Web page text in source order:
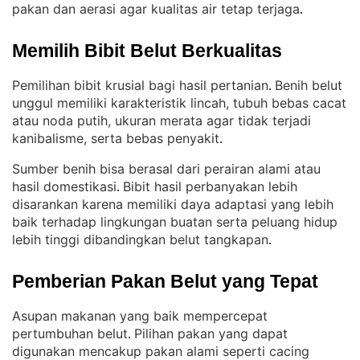
pakan dan aerasi agar kualitas air tetap terjaga.
Memilih Bibit Belut Berkualitas
Pemilihan bibit krusial bagi hasil pertanian. Benih belut
unggul memiliki karakteristik lincah, tubuh bebas cacat
atau noda putih, ukuran merata agar tidak terjadi
kanibalisme, serta bebas penyakit.
Sumber benih bisa berasal dari perairan alami atau
hasil domestikasi. Bibit hasil perbanyakan lebih
disarankan karena memiliki daya adaptasi yang lebih
baik terhadap lingkungan buatan serta peluang hidup
lebih tinggi dibandingkan belut tangkapan.
Pemberian Pakan Belut yang Tepat
Asupan makanan yang baik mempercepat
pertumbuhan belut. Pilihan pakan yang dapat
digunakan mencakup pakan alami seperti cacing